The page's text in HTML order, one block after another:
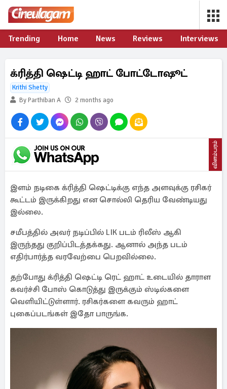
Trending Home News Reviews Interviews
க்ரித்தி ஷெட்டி ஹாட் போட்டோஷூட்
Krithi Shetty
By Parthiban A
2 months ago
விளம்பரம்
இளம் நடிகை க்ரித்தி ஷெட்டிக்கு எந்த அளவுக்கு ரசிகர்
கூட்டம் இருக்கிறது என சொல்லி தெரிய வேண்டியது
இல்லை.
சமீபத்தில் அவர் நடிப்பில் LIK படம் ரிலீஸ் ஆகி
இருந்தது குறிப்பிடத்தக்கது. ஆனால் அந்த படம்
எதிர்பார்த்த வரவேற்பை பெறவில்லை.
தற்போது க்ரித்தி ஷெட்டி ரெட் ஹாட் உடையில் தாராள
கவர்ச்சி போஸ் கொடுத்து இருக்கும் ஸ்டில்களை
வெளியிட்டுள்ளார். ரசிகர்களை கவரும் ஹாட்
புகைப்படங்கள் இதோ பாருங்க.